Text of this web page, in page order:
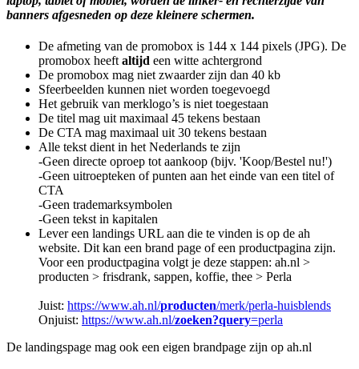
banners afgesneden op deze kleinere schermen.
De afmeting van de promobox is 144 x 144 pixels (JPG). De
promobox heeft altijd een witte achtergrond
De promobox mag niet zwaarder zijn dan 40 kb
Sfeerbeelden kunnen niet worden toegevoegd
Het gebruik van merklogo’s is niet toegestaan
De titel mag uit maximaal 45 tekens bestaan
De CTA mag maximaal uit 30 tekens bestaan
Alle tekst dient in het Nederlands te zijn
-Geen directe oproep tot aankoop (bijv. 'Koop/Bestel nu!')
-Geen uitroepteken of punten aan het einde van een titel of
CTA
-Geen trademarksymbolen
-Geen tekst in kapitalen
Lever een landings URL aan die te vinden is op de ah
website. Dit kan een brand page of een productpagina zijn.
Voor een productpagina volgt je deze stappen: ah.nl >
producten > frisdrank, sappen, koffie, thee > Perla
Juist: https://www.ah.nl/producten/merk/perla-huisblends
Onjuist: https://www.ah.nl/zoeken?query=perla
De landingspage mag ook een eigen brandpage zijn op ah.nl